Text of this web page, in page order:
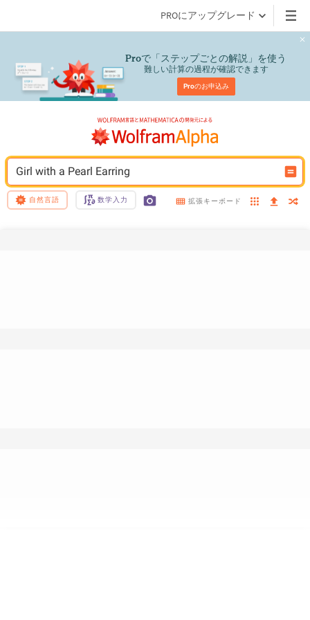
PROにアップグレード
Proで「ステップごとの解説」を使う
難しい計算の過程が確認できます
Proのお申込み
Girl with a Pearl Earring
自然言語 数学入力 拡張キーボード